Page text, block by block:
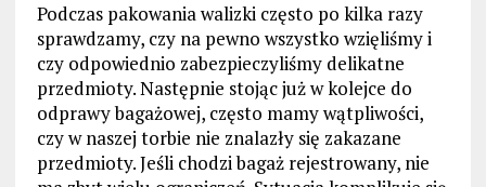
Podczas pakowania walizki często po kilka razy
sprawdzamy, czy na pewno wszystko wzięliśmy i
czy odpowiednio zabezpieczyliśmy delikatne
przedmioty. Następnie stojąc już w kolejce do
odprawy bagażowej, często mamy wątpliwości,
czy w naszej torbie nie znalazły się zakazane
przedmioty. Jeśli chodzi bagaż rejestrowany, nie